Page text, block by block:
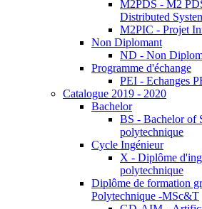
M2PDS - M2
Distributed
M2PIC - Projet
Non Diplomant
ND - Non
Programme d'échange
PEI - Echanges
Catalogue 2019 - 2020
Bachelor
BS - Bachelor of
polytechnique
Cycle Ingénieur
X - Diplôme
polytechnique
Diplôme de formation
Polytechnique -MSc&T